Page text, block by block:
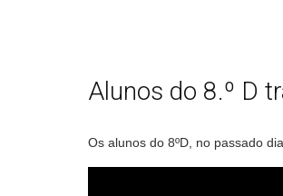
Alunos do 8.º D
Os alunos do 8ºD, no passado